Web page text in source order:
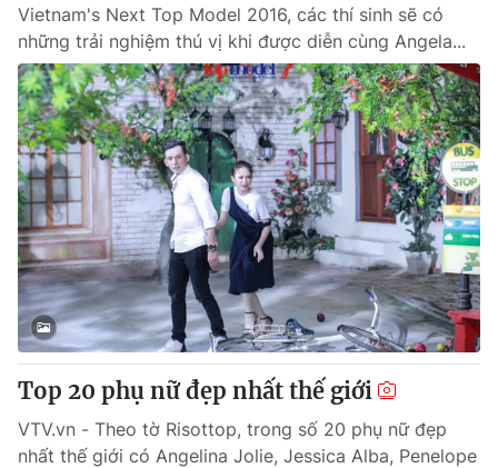
Vietnam's Next Top Model 2016, các thí sinh sẽ có
những trải nghiệm thú vị khi được diễn cùng Angela...
Top 20 phụ nữ đẹp nhất thế giới
VTV.vn - Theo tờ Risottop, trong số 20 phụ nữ đẹp
nhất thế giới có Angelina Jolie, Jessica Alba, Penelope